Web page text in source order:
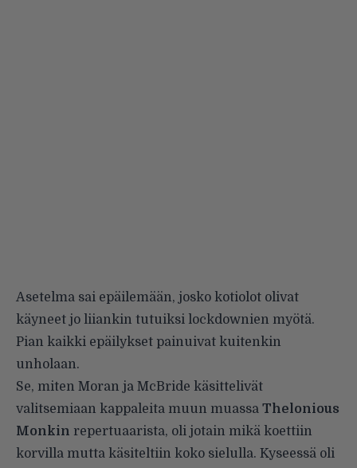
Asetelma sai epäilemään, josko kotiolot olivat
käyneet jo liiankin tutuiksi lockdownien myötä.
Pian kaikki epäilykset painuivat kuitenkin
unholaan.
Se, miten Moran ja McBride käsittelivät
valitsemiaan kappaleita muun muassa Thelonious
Monkin repertuaarista, oli jotain mikä koettiin
korvilla mutta käsiteltiin koko sielulla. Kyseessä oli